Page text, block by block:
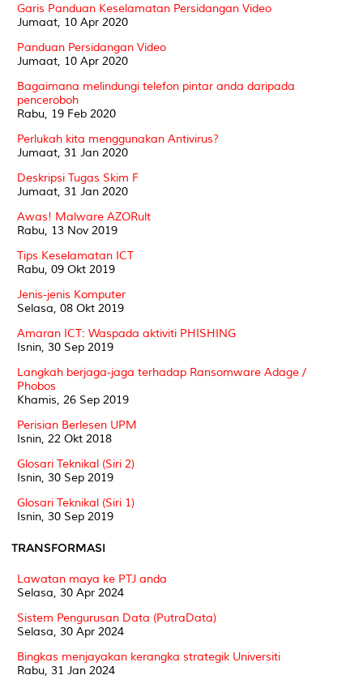
Garis Panduan Keselamatan Persidangan Video
Jumaat, 10 Apr 2020
Panduan Persidangan Video
Jumaat, 10 Apr 2020
Bagaimana melindungi telefon pintar anda daripada
penceroboh
Rabu, 19 Feb 2020
Perlukah kita menggunakan Antivirus?
Jumaat, 31 Jan 2020
Deskripsi Tugas Skim F
Jumaat, 31 Jan 2020
Awas! Malware AZORult
Rabu, 13 Nov 2019
Tips Keselamatan ICT
Rabu, 09 Okt 2019
Jenis-jenis Komputer
Selasa, 08 Okt 2019
Amaran ICT: Waspada aktiviti PHISHING
Isnin, 30 Sep 2019
Langkah berjaga-jaga terhadap Ransomware Adage /
Phobos
Khamis, 26 Sep 2019
Perisian Berlesen UPM
Isnin, 22 Okt 2018
Glosari Teknikal (Siri 2)
Isnin, 30 Sep 2019
Glosari Teknikal (Siri 1)
Isnin, 30 Sep 2019
TRANSFORMASI
Lawatan maya ke PTJ anda
Selasa, 30 Apr 2024
Sistem Pengurusan Data (PutraData)
Selasa, 30 Apr 2024
Bingkas menjayakan kerangka strategik Universiti
Rabu, 31 Jan 2024